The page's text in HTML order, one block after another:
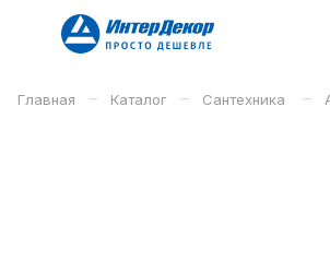
Главная – Каталог – Сантехника –